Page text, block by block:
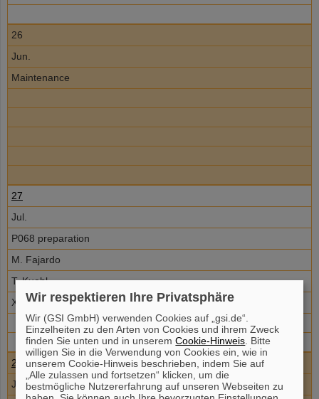
26
Jun.
Maintenance
27
Jul.
P068 preparation
M. Fajardo
T. Kuehl
Xray Lab
28
Jul.
Wir respektieren Ihre Privatsphäre
Wir (GSI GmbH) verwenden Cookies auf „gsi.de“.
Einzelheiten zu den Arten von Cookies und ihrem Zweck
finden Sie unten und in unseremCookie-Hinweis . Bitte
willigen Sie in die Verwendung von Cookies ein, wie in
unserem Cookie-Hinweis beschrieben, indem Sie auf
„Alle zulassen und fortsetzen“ klicken, um die
bestmögliche Nutzererfahrung auf unseren Webseiten zu